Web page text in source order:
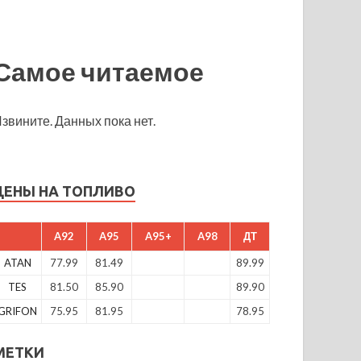
читаемое
Данных пока нет.
НА ТОПЛИВО
A92 A95 A95+ A98 ДТ
ATAN 77.99 81.49
89.99
TES
81.50 85.90
89.90
75.95 81.95 78.95